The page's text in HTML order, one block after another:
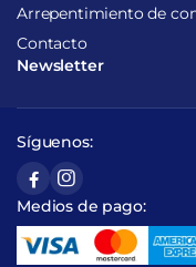
Arrepentimiento de
Contacto
Newsletter
Síguenos:
Medios de pago: